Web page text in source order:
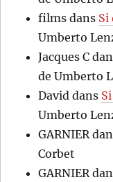
films dans Si
Umberto
Jacques C
de Umberto
David dans
Umberto
GARNIER
Corbet
GARNIER